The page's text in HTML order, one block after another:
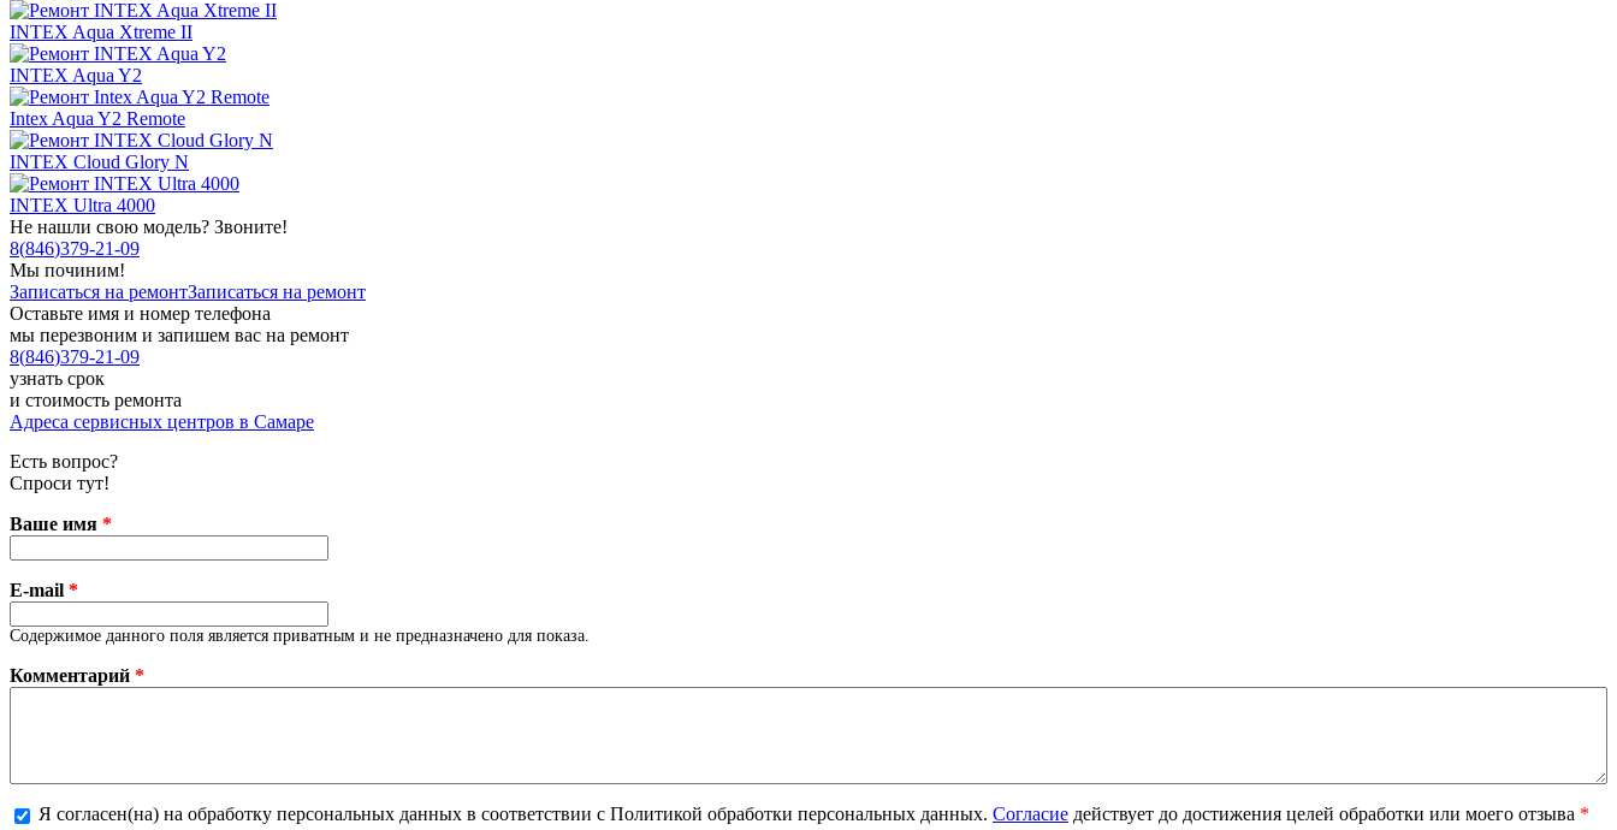
INTEX Aqua Xtreme II
INTEX Aqua Y2
Intex Aqua Y2 Remote
INTEX Cloud Glory N
INTEX Ultra 4000
Не нашли свою модель? Звоните!
8(846)379-21-09
Мы починим!
Записаться на ремонтЗаписаться на ремонт
Оставьте имя и номер телефона
мы перезвоним и запишем вас на ремонт
8(846)379-21-09
узнать срок
и стоимость ремонта
Адреса сервисных центров в Самаре
Есть вопрос?
Спроси тут!
Ваше имя *
E-mail *
Содержимое данного поля является приватным и не предназначено для показа.
Комментарий *
Более подробная информация о текстовых форматах
Я согласен(на) на обработку персональных данных в соответствии с Политикой обработки персональных данных. Согласие действует до достижения целей обработки или моего отзыва *